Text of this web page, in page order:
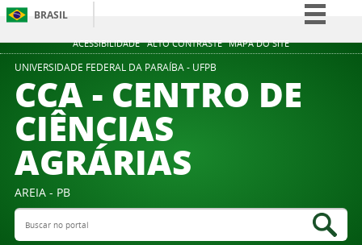
ACESSIBILIDADE ALTO CONTRASTE MAPA DO SITE
BRASIL
Simplifique!
Participe
UNIVERSIDADE FEDERAL DA PARAÍBA - UFPB
CCA - CENTRO DE
CIÊNCIAS
AGRÁRIAS
AREIA - PB
Buscar no portal